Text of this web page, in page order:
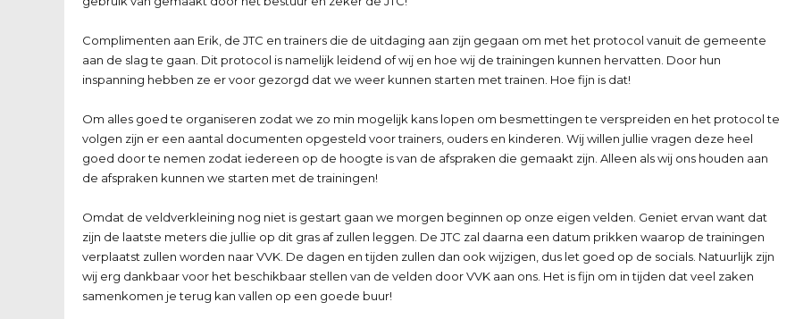
Complimenten aan Erik, de JTC en trainers die de uitdaging aan zijn gegaan om met het protocol vanuit de gemeente
aan de slag te gaan. Dit protocol is namelijk leidend of wij en hoe wij de trainingen kunnen hervatten. Door hun
inspanning hebben ze er voor gezorgd dat we weer kunnen starten met trainen. Hoe fijn is dat!
Om alles goed te organiseren zodat we zo min mogelijk kans lopen om besmettingen te verspreiden en het protocol te
volgen zijn er een aantal documenten opgesteld voor trainers, ouders en kinderen. Wij willen jullie vragen deze heel
goed door te nemen zodat iedereen op de hoogte is van de afspraken die gemaakt zijn. Alleen als wij ons houden aan
de afspraken kunnen we starten met de trainingen!
Omdat de veldverkleining nog niet is gestart gaan we morgen beginnen op onze eigen velden. Geniet ervan want dat
zijn de laatste meters die jullie op dit gras af zullen leggen. De JTC zal daarna een datum prikken waarop de trainingen
verplaatst zullen worden naar VVK. De dagen en tijden zullen dan ook wijzigen, dus let goed op de socials. Natuurlijk zijn
wij erg dankbaar voor het beschikbaar stellen van de velden door VVK aan ons. Het is fijn om in tijden dat veel zaken
samenkomen je terug kan vallen op een goede buur!